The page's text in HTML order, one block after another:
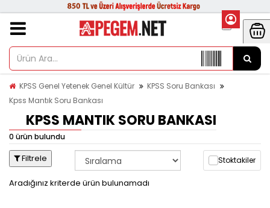
KPSS Genel Yetenek Genel Kültür
KPSS Soru Bankası
Kpss Mantık Soru Bankası
KPSS MANTIK SORU BANKASI
0 ürün bulundu
Filtrele Stoktakiler
Aradığınız kriterde ürün bulunamadı